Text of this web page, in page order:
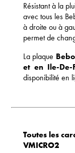
Résistant à la
avec tous les
à droite ou à
permet de
La plaque
et en Ile-De-
disponibilité en
Toutes les
VMICRO2